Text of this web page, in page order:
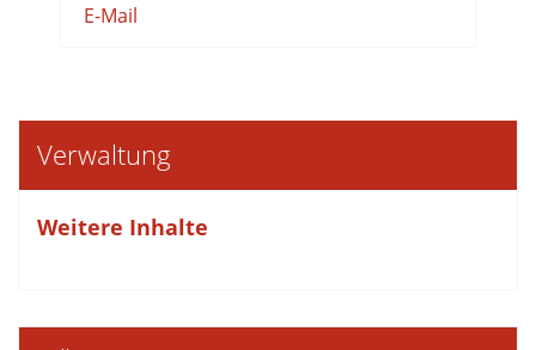
E-Mail
Verwaltung
Weitere Inhalte